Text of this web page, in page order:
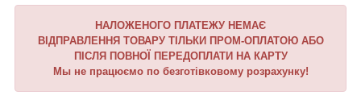
НАЛОЖЕНОГО ПЛАТЕЖУ НЕМАЄ
ВІДПРАВЛЕННЯ ТОВАРУ ТІЛЬКИ ПРОМ-ОПЛАТОЮ АБО
ПІСЛЯ ПОВНОЇ ПЕРЕДОПЛАТИ НА КАРТУ
Мы не працюємо по безготівковому розрахунку!